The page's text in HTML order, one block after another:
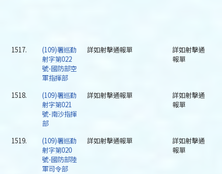
1517.
(109)署巡勤
射字第022
號-國防部空
軍指揮部
詳如射擊通報單
詳如射擊通
報單
1518.
(109)署巡勤
射字第021
號-南沙指揮
部
詳如射擊通報單
詳如射擊通
報單
1519.
(109)署巡勤
射字第020
號-國防部陸
軍司令部
詳如射擊通報單
詳如射擊通
報單